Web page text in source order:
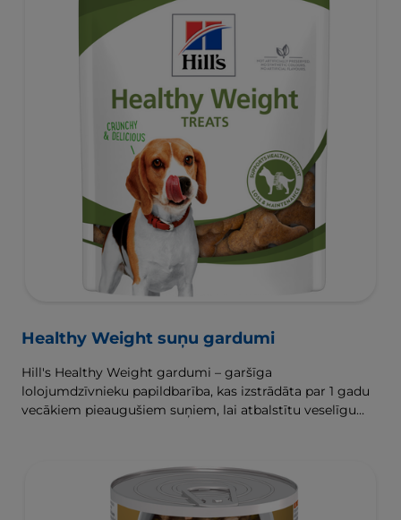
Healthy Weight suņu gardumi
Hill's Healthy Weight gardumi – garšīga
lolojumdzīvnieku papildbarība, kas izstrādāta par 1 gadu
vecākiem pieaugušiem suņiem, lai atbalstītu veselīgu